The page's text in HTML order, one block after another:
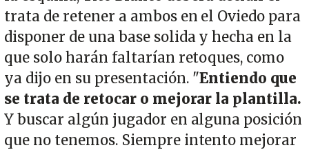
trata de retener a ambos en el Oviedo para
disponer de una base solida y hecha en la
que solo harán faltarían retoques, como
ya dijo en su presentación. "Entiendo que
se trata de retocar o mejorar la plantilla.
Y buscar algún jugador en alguna posición
que no tenemos. Siempre intento mejorar